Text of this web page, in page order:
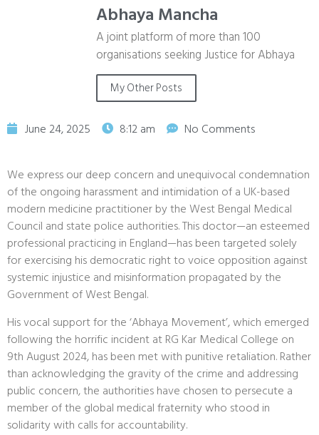
Abhaya Mancha
A joint platform of more than 100
organisations seeking Justice for Abhaya
My Other Posts
June 24, 2025 8:12 am No Comments
We express our deep concern and unequivocal condemnation
of the ongoing harassment and intimidation of a UK-based
modern medicine practitioner by the West Bengal Medical
Council and state police authorities. This doctor—an esteemed
professional practicing in England—has been targeted solely
for exercising his democratic right to voice opposition against
systemic injustice and misinformation propagated by the
Government of West Bengal.
His vocal support for the ‘Abhaya Movement’, which emerged
following the horrific incident at RG Kar Medical College on
9th August 2024, has been met with punitive retaliation. Rather
than acknowledging the gravity of the crime and addressing
public concern, the authorities have chosen to persecute a
member of the global medical fraternity who stood in
solidarity with calls for accountability.